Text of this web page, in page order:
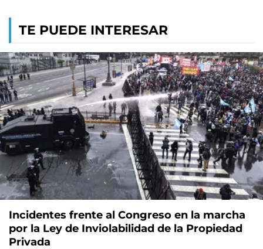
TE PUEDE INTERESAR
Incidentes frente al Congreso en la marcha
por la Ley de Inviolabilidad de la Propiedad
Privada